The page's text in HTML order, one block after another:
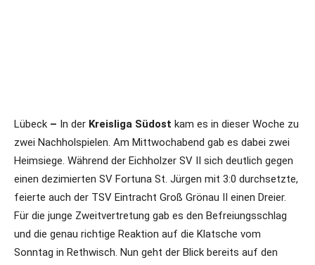
Lübeck – In der Kreisliga Südost kam es in dieser Woche zu
zwei Nachholspielen. Am Mittwochabend gab es dabei zwei
Heimsiege. Während der Eichholzer SV II sich deutlich gegen
einen dezimierten SV Fortuna St. Jürgen mit 3:0 durchsetzte,
feierte auch der TSV Eintracht Groß Grönau II einen Dreier.
Für die junge Zweitvertretung gab es den Befreiungsschlag
und die genau richtige Reaktion auf die Klatsche vom
Sonntag in Rethwisch. Nun geht der Blick bereits auf den